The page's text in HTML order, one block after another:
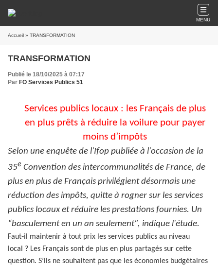
MENU
Accueil » TRANSFORMATION
TRANSFORMATION
Publié le 18/10/2025 à 07:17
Par FO Services Publics 51
Services publics locaux : les Français de plus
en plus prêts à réduire la voilure pour payer
moins d’impôts
Selon une enquête de l'Ifop publiée à l'occasion de la
35e Convention des intercommunalités de France, de
plus en plus de Français privilégient désormais une
réduction des impôts, quitte à rogner sur les services
publics locaux et réduire les prestations fournies. Un
“basculement en un an seulement”, indique l'étude.
Faut‑il maintenir à tout prix les services publics au niveau
local ? Les Français sont de plus en plus partagés sur cette
question. S’ils ne souhaitent pas que les économies budgétaires